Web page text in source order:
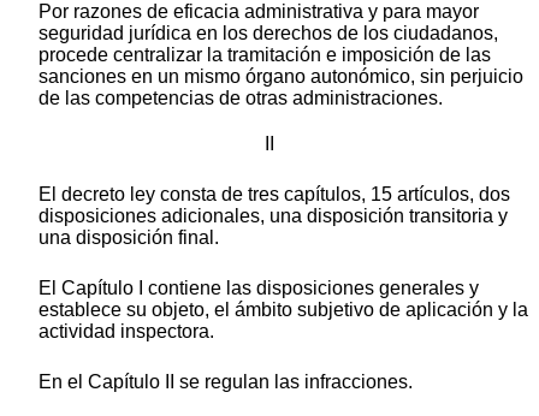
Por razones de eficacia administrativa y para mayor
seguridad jurídica en los derechos de los ciudadanos,
procede centralizar la tramitación e imposición de las
sanciones en un mismo órgano autonómico, sin perjuicio
de las competencias de otras administraciones.
El decreto ley consta de tres capítulos, 15 artículos, dos
disposiciones adicionales, una disposición transitoria y
una disposición final.
El Capítulo I contiene las disposiciones generales y
establece su objeto, el ámbito subjetivo de aplicación y la
actividad inspectora.
En el Capítulo II se regulan las infracciones.